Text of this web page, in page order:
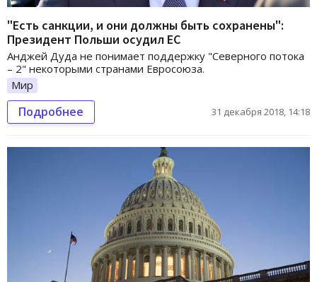
"Есть санкции, и они должны быть сохранены":
Президент Польши осудил ЕС
Анджей Дуда не понимает поддержку "Северного потока
– 2" некоторыми странами Евросоюза.
Мир
Подробнее 31 декабря 2018, 14:18